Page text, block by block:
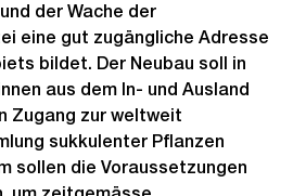
der Wache der
eine gut zugängliche Adresse
bildet. Der Neubau soll in
aus dem In- und Ausland
Zugang zur weltweit
sukkulenter Pflanzen
sollen die Voraussetzungen